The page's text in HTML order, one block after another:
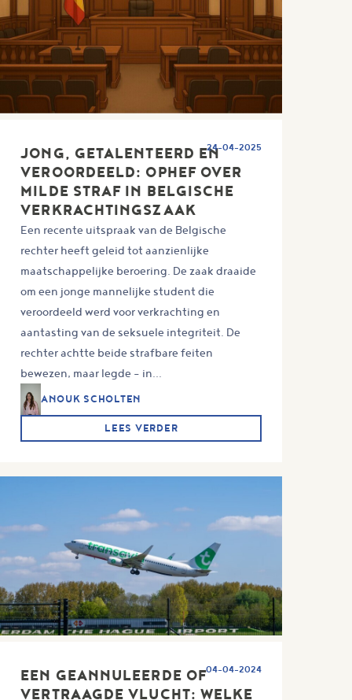
JONG, GETALENTEERD EN
VEROORDEELD: OPHEF OVER
MILDE STRAF IN BELGISCHE
VERKRACHTINGSZAAK
24-04-2025
Een recente uitspraak van de Belgische
rechter heeft geleid tot aanzienlijke
maatschappelijke beroering. De zaak draaide
om een jonge mannelijke student die
veroordeeld werd voor verkrachting en
aantasting van de seksuele integriteit. De
rechter achtte beide strafbare feiten
bewezen, maar legde – in...
ANOUK SCHOLTEN
LEES VERDER
EEN GEANNULEERDE OF
VERTRAAGDE VLUCHT: WELKE
04-04-2024